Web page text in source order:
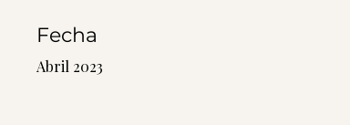
Fecha
Abril 2023